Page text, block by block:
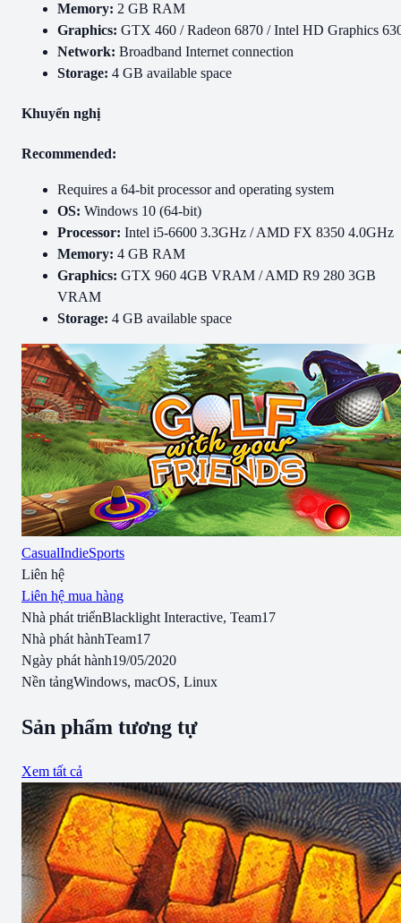
Memory: 2 GB RAM
Graphics: GTX 460 / Radeon 6870 / Intel HD Graphics
Network: Broadband Internet connection
Storage: 4 GB available space
Khuyến nghị
Recommended:
Requires a 64-bit processor and operating system
OS: Windows 10 (64-bit)
Processor: Intel i5-6600 3.3GHz / AMD FX 8350 4.0GHz
Memory: 4 GB RAM
Graphics: GTX 960 4GB VRAM / AMD R9 280 3GB
VRAM
Storage: 4 GB available space
CasualIndieSports
Liên hệ
Liên hệ mua hàng
Nhà phát triểnBlacklight Interactive, Team17
Nhà phát hànhTeam17
Ngày phát hành19/05/2020
Nền tảngWindows, macOS, Linux
Sản phẩm tương tự
Xem tất cả